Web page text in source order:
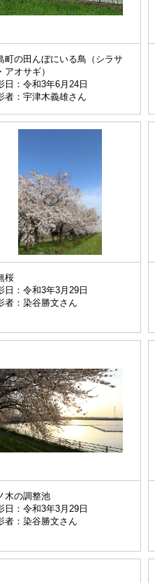
町の田んぼにいる鳥（シラサ
アオサギ）
日：令和3年6月24日
者：宇津木義雄さん
桜
日：令和3年3月29日
者：染谷勝文さん
木の調整池
日：令和3年3月29日
者：染谷勝文さん